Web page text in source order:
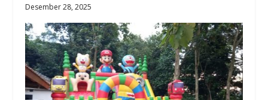
Desember 28, 2025